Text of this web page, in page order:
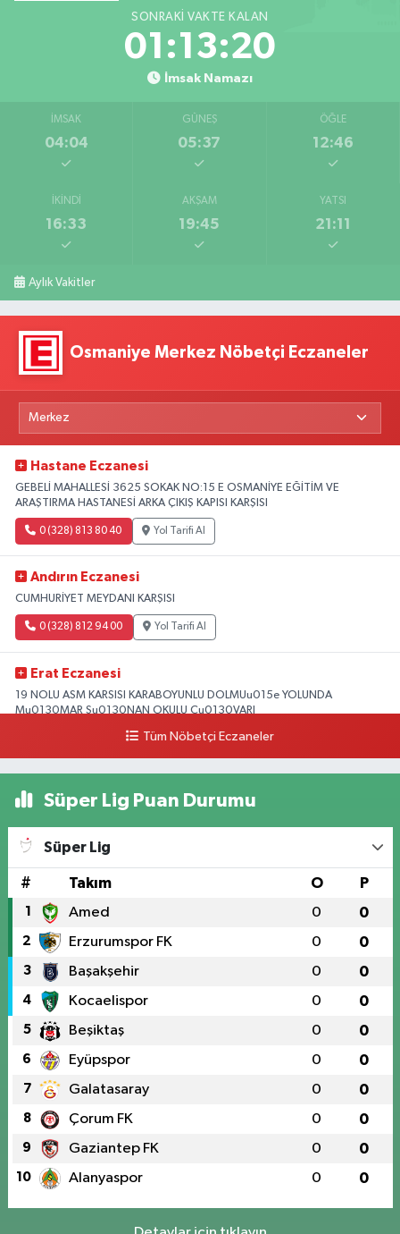
SONRAKI VAKTE KALAN
01:13:19
İmsak Namazı
İMSAK
04:04
GÜNEŞ
05:37
ÖĞLE
12:46
İKINDI
16:33
AKŞAM
19:45
YATSI
21:11
Aylık Vakitler
Osmaniye Merkez Nöbetçi Eczaneler
Hastane Eczanesi
GEBELİ MAHALLESİ 3625 SOKAK NO:15 E OSMANİYE EĞİTİM VE
ARAŞTIRMA HASTANESİ ARKA ÇIKIŞ KAPISI KARŞISI
0 (328) 813 80 40 Yol Tarifi Al
Andırın Eczanesi
CUMHURİYET MEYDANI KARŞISI
0 (328) 812 94 00 Yol Tarifi Al
Erat Eczanesi
19 NOLU ASM KARSISI KARABOYUNLU DOLMUu015e YOLUNDA
Mu0130MAR Su0130NAN OKULU Cu0130VARI
Yol Tarifi Al
Tüm Nöbetçi Eczaneler
Süper Lig Puan Durumu
Süper Lig
# Takım O P
1 Amed 0 0
2 Erzurumspor FK 0 0
3 Başakşehir 0 0
4 Kocaelispor 0 0
5 Beşiktaş 0 0
6 Eyüpspor 0 0
7 Galatasaray 0 0
8 Çorum FK 0 0
9 Gaziantep FK 0 0
10 Alanyaspor 0 0